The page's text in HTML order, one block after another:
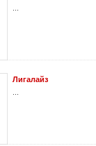
Лигалайз